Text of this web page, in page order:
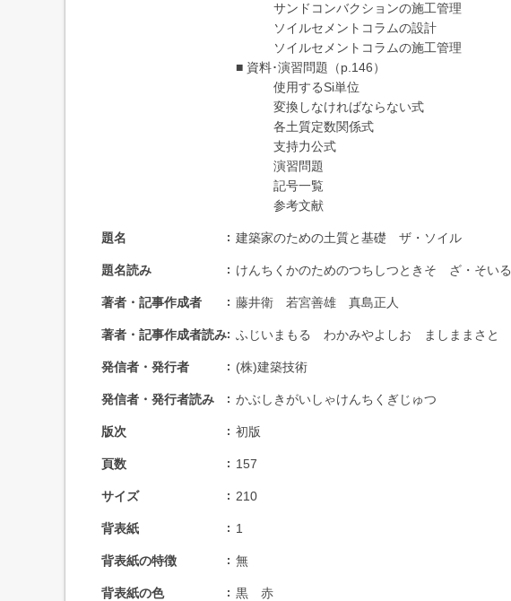
サンドコンバクションの施工管理
ソイルセメントコラムの設計
ソイルセメントコラムの施工管理
■ 資料･演習問題（p.146）
使用するSi単位
変換しなければならない式
各土質定数関係式
支持力公式
演習問題
記号一覧
参考文献
題名 建築家のための土質と基礎 ザ・ソイル
題名読み けんちくかのためのつちしつときそ ざ・そいる
著者・記事作成者 藤井衛 若宮善雄 真島正人
著者・記事作成者読み ふじいまもる わかみやよしお ましままさと
発信者・発行者 (株)建築技術
発信者・発行者読み かぶしきがいしゃけんちくぎじゅつ
版次 初版
頁数 157
サイズ 210
背表紙 1
背表紙の特徴 無
背表紙の色 黒 赤